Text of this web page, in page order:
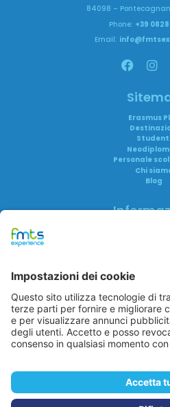
84098 –
Phone: +39
Email:
Erasmus
Personale
Chi
Blog
FMTS
FMTS
FMTS
Eduwork
Itaca
In Cibum